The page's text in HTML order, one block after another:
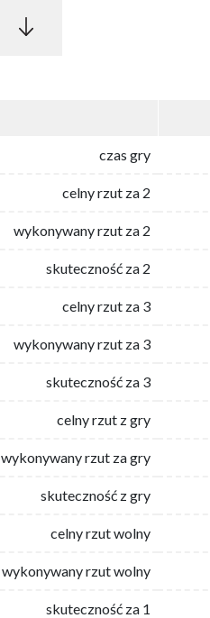
czas gry
celny rzut za 2
wykonywany rzut za 2
skuteczność za 2
celny rzut za 3
wykonywany rzut za 3
skuteczność za 3
celny rzut z gry
wykonywany rzut za gry
skuteczność z gry
celny rzut wolny
wykonywany rzut wolny
skuteczność za 1